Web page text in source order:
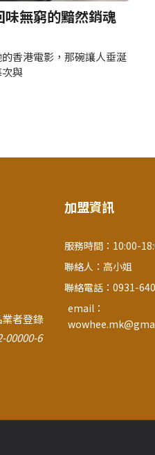
味無窮的黯然銷魂
香港電影，那碗讓人垂涎
與
者登錄
00000-6
加盟資訊
服務時間：10:00-
聯絡人：高小姐
聯絡電話：0931-
email：